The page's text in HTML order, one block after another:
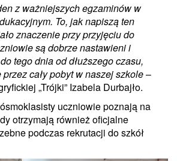
z ważniejszych egzaminów w
To, jak napiszą ten
znaczenie przy przyjęciu do
są dobrze nastawieni i
tego dnia od dłuższego czasu,
cały pobyt w naszej szkole–
„Trójki” Izabela Durbajło.
uczniowie poznają na
otrzymają również oficjalne
podczas rekrutacji do szkół